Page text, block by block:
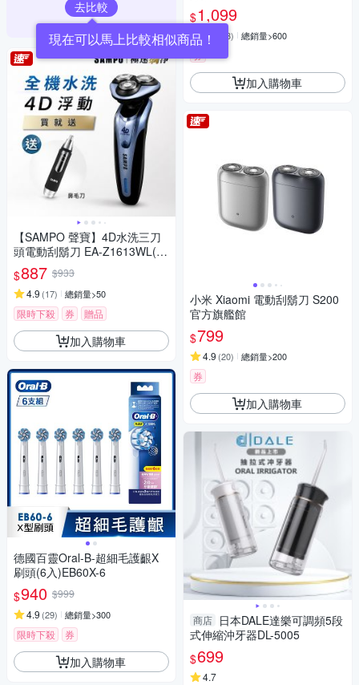
去比較
【SAMPO 聲寶】4D水洗三刀
頭電動刮鬍刀 EA-Z1613WL(電
鬍刀/修容刀)
$887 $933
4.9 (17) 總銷量>50
限時下殺 券 贈品
加入購物車
德國百靈Oral-B-超細毛護齦X
刷頭(6入)EB60X-6
$940 $999
4.9 (29) 總銷量>300
限時下殺 券
加入購物車
$1,099
4.8 73) 總銷量>600
加入購物車
小米 Xiaomi 電動刮鬍刀 S200
官方旗艦館
$799
4.9 (20) 總銷量>200
券
加入購物車
商店 日本DALE達樂可調頻5段
式伸縮沖牙器DL-5005
$699
4.7